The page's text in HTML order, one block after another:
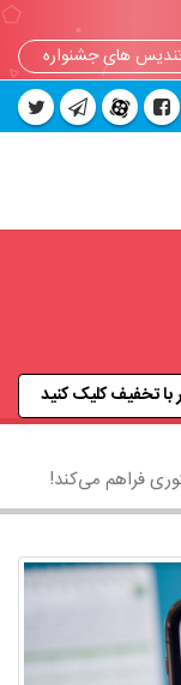
های جشنواره
با تخفیف کلیک کنید
فراهم می‌کند!